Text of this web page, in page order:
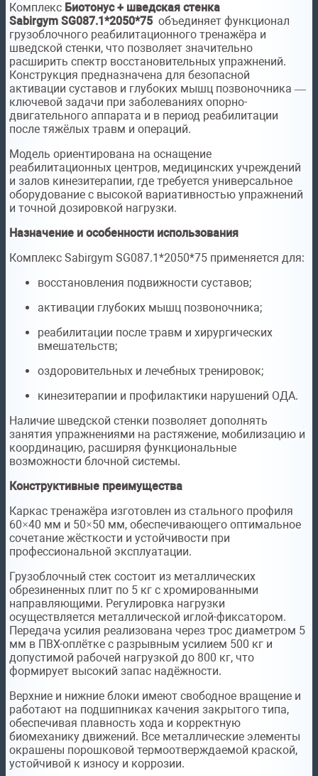
Комплекс Биотонус+ шведская стенка
Sabirgym SG087.1*2050*75 объединяет функционал
грузоблочного реабилитационного тренажёра и
шведской стенки, что позволяет значительно
расширить спектр восстановительных упражнений.
Конструкция предназначена для безопасной
активации суставов и глубоких мышц позвоночника —
ключевой задачи при заболеваниях опорно-
двигательного аппарата и в период реабилитации
после тяжёлых травм и операций.
Модель ориентирована на оснащение
реабилитационных центров, медицинских учреждений
и залов кинезитерапии, где требуется универсальное
оборудование с высокой вариативностью упражнений
и точной дозировкой нагрузки.
Назначение и особенности использования
Комплекс Sabirgym SG087.1*2050*75 применяется для:
восстановления подвижности суставов;
активации глубоких мышц позвоночника;
реабилитации после травм и хирургических
вмешательств;
оздоровительных и лечебных тренировок;
кинезитерапии и профилактики нарушений ОДА.
Наличие шведской стенки позволяет дополнять
занятия упражнениями на растяжение, мобилизацию и
координацию, расширяя функциональные
возможности блочной системы.
Конструктивные преимущества
Каркас тренажёра изготовлен из стального профиля
60×40 мм и 50×50 мм, обеспечивающего оптимальное
сочетание жёсткости и устойчивости при
профессиональной эксплуатации.
Грузоблочный стек состоит из металлических
обрезиненных плит по 5 кг с хромированными
направляющими. Регулировка нагрузки
осуществляется металлической иглой-фиксатором.
Передача усилия реализована через трос диаметром 5
мм в ПВХ-оплётке с разрывным усилием 500 кг и
допустимой рабочей нагрузкой до 800 кг, что
формирует высокий запас надёжности.
Верхние и нижние блоки имеют свободное вращение и
работают на подшипниках качения закрытого типа,
обеспечивая плавность хода и корректную
биомеханику движений. Все металлические элементы
окрашены порошковой термоотверждаемой краской,
устойчивой к износу и коррозии.